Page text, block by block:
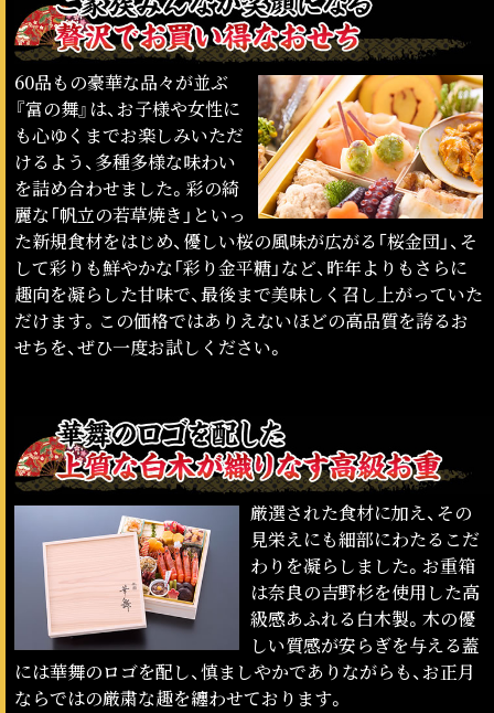
60品もの豪華な品々が並ぶ
『富の舞』は、お子様や女性に
も心ゆくまでお楽しみいただ
けるよう、多種多様な味わい
を詰め合わせました。彩の綺
麗な「帆立の若草焼き」といっ
た新規食材をはじめ、優しい桜の風味が広がる「桜金団」、そ
して彩りも鮮やかな「彩り金平糖」など、昨年よりもさらに
趣向を凝らした甘味で、最後まで美味しく召し上がっていた
だけます。この価格ではありえないほどの高品質を誇るお
せちを、ぜひ一度お試しください。
厳選された食材に加え、その
見栄えにも細部にわたるこだ
わりを凝らしました。お重箱
は奈良の吉野杉を使用した高
級感あふれる白木製。木の優
しい質感が安らぎを与える蓋
には華舞のロゴを配し、慎ましやかでありながらも、お正月
ならではの厳粛な趣を纏わせております。